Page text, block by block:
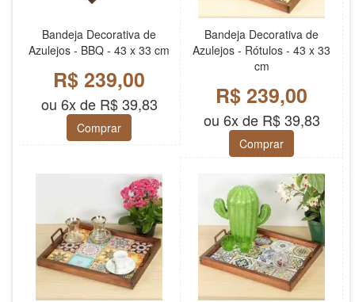
Bandeja Decorativa de
Azulejos - BBQ - 43 x 33 cm
R$ 239,00
ou 6x de R$ 39,83
Comprar
Bandeja Decorativa de
Azulejos - Rótulos - 43 x 33
cm
R$ 239,00
ou 6x de R$ 39,83
Comprar